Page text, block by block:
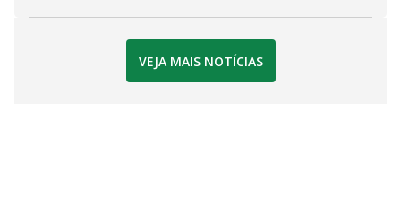
VEJA MAIS NOTÍCIAS